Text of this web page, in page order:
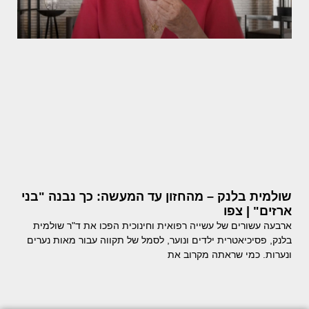
שולמית בלנק – מהחזון עד המעשה: כך נבנה "בני
ארזים" | צפו
ארבעה עשורים של עשייה רפואית וחינוכית הפכו את ד"ר שולמית
בלנק, פסיכיאטרית ילדים ונוער, לסמל של תקווה עבור מאות נערים
ונערות. כמי שראתה מקרוב את